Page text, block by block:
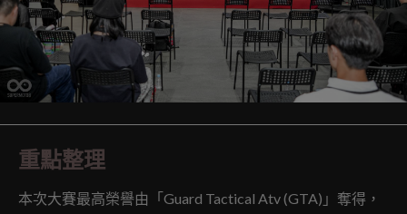
重點整理
本次大賽最高榮譽由「Guard Tactical Atv (GTA)」奪得，